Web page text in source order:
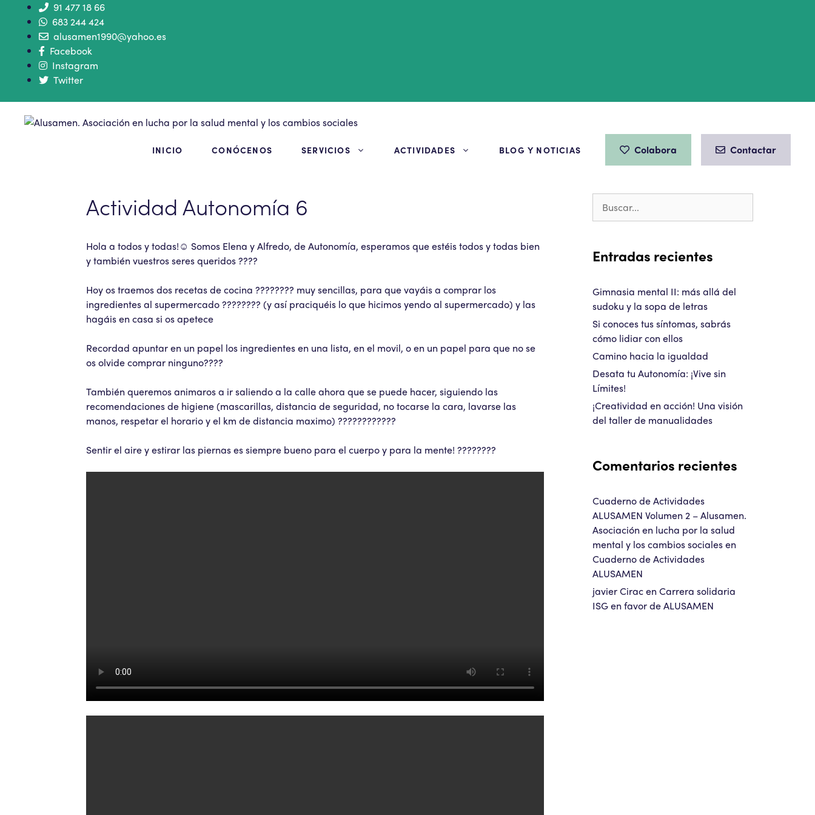
91 477 18 66
683 244 424
alusamen1990@yahoo.es
Facebook
Instagram
Twitter
INICIO CONÓCENOS SERVICIOS ACTIVIDADES BLOG Y NOTICIAS Colabora Contactar
Actividad Autonomía 6
Hola a todos y todas!☺️ Somos Elena y Alfredo, de Autonomía, esperamos que estéis todos y todas bien
y también vuestros seres queridos ????
Hoy os traemos dos recetas de cocina ???????? muy sencillas, para que vayáis a comprar los
ingredientes al supermercado ???????? (y así praciquéis lo que hicimos yendo al supermercado) y las
hagáis en casa si os apetece
Recordad apuntar en un papel los ingredientes en una lista, en el movil, o en un papel para que no se
os olvide comprar ninguno????
También queremos animaros a ir saliendo a la calle ahora que se puede hacer, siguiendo las
recomendaciones de higiene (mascarillas, distancia de seguridad, no tocarse la cara, lavarse las
manos, respetar el horario y el km de distancia maximo) ????????????
Sentir el aire y estirar las piernas es siempre bueno para el cuerpo y para la mente! ????????
Entradas recientes
Gimnasia mental II: más allá del
sudoku y la sopa de letras
Si conoces tus síntomas, sabrás
cómo lidiar con ellos
Camino hacia la igualdad
Desata tu Autonomía: ¡Vive sin
Límites!
¡Creatividad en acción! Una visión
del taller de manualidades
Comentarios recientes
Cuaderno de Actividades
ALUSAMEN Volumen 2 – Alusamen.
Asociación en lucha por la salud
mental y los cambios socialesen
Cuaderno de Actividades
ALUSAMEN
javier Ciracen Carrera solidaria
ISG en favor de ALUSAMEN